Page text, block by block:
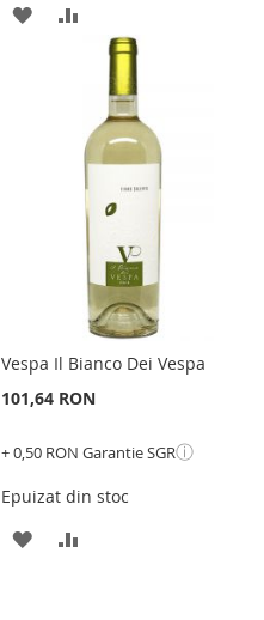
ADAUGATI
DORINTE
PENTRU
COMPARARE
Vespa Il Bianco Dei Vespa
101,64 RON
+ 0,50 RON Garantie SGRⓘ
Epuizat din stoc
ADAUGATI